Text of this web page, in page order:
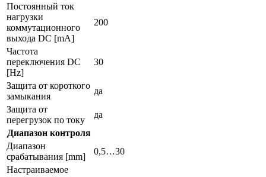
Постоянный ток
нагрузки
коммутационного
выхода DC [mA]
200
Частота
переключения DC
[Hz]
30
Защита от короткого
замыкания
да
Защита от
перегрузок по току
да
Диапазон контроля
Диапазон
срабатывания [mm]
0,5…30
Настраиваемое